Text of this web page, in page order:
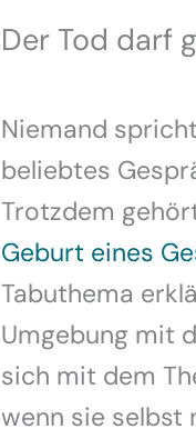
Der Tod darf
Niemand
beliebtes
Trotzdem
Geburt eines
Tabuthema
Umgebung mit
sich mit dem
wenn sie selbst